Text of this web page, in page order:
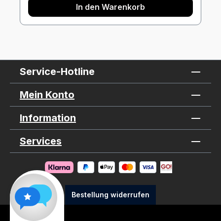
In den Warenkorb
Service-Hotline
Mein Konto
Information
Services
Bestellung widerrufen